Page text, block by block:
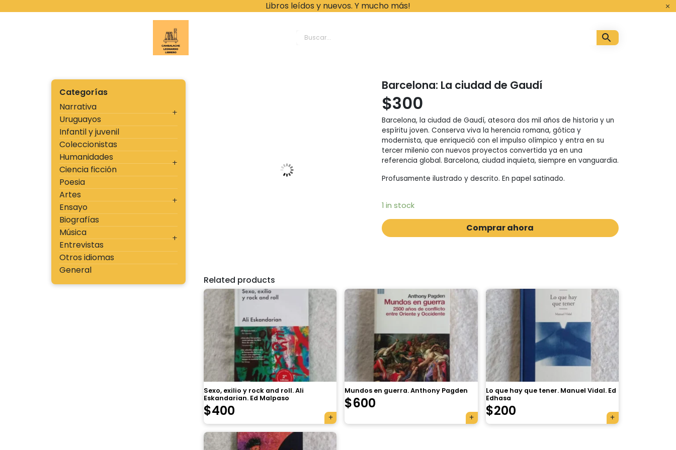
Libros leídos y nuevos. Y mucho más!
Categorías
Narrativa
Uruguayos
Infantil y juvenil
Coleccionistas
Humanidades
Ciencia ficción
Poesia
Artes
Ensayo
Biografías
Música
Entrevistas
Otros idiomas
General
Barcelona: La ciudad de Gaudí
$300
Barcelona, la ciudad de Gaudí, atesora dos mil años de historia y un
espíritu joven. Conserva viva la herencia romana, gótica y
modernista, que enriqueció con el impulso olímpico y entra en su
tercer milenio con nuevos proyectos convertida ya en una
referencia global. Barcelona, ciudad inquieta, siempre en vanguardia.
Profusamente ilustrado y descrito. En papel satinado.
1 in stock
Comprar ahora
Related products
Sexo, exilio y rock and roll. Ali
Eskandarian. Ed Malpaso
$400
Mundos en guerra. Anthony Pagden
$600
Lo que hay que tener. Manuel Vidal. Ed
Edhasa
$200